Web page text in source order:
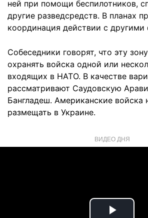
ней при помощи беспилотников,
другие разведсредств. В планах
координация действии с другими
Собеседники говорят, что эту
охранять войска одной или
входящих в НАТО. В качестве
рассматривают Саудовскую
Бангладеш. Американские войска
размещать в Украине.
ВИДЕО ДНЯ